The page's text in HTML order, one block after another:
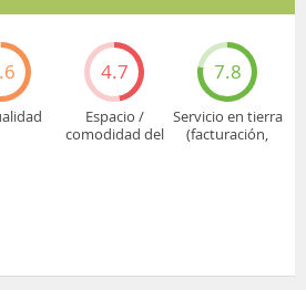
4.7
Espacio /
comodidad del
7.8
Servicio en tierra
(facturación,